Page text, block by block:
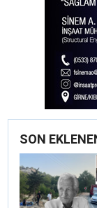
SON